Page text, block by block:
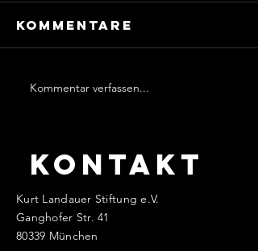
WILLY FRIESER
Kommentare
Kommentar verfassen...
KONTAKT
Kurt Landauer Stiftung e.V.
Ganghofer Str. 41
80339 München